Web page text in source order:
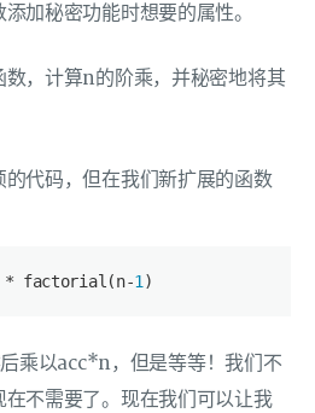
加秘密功能时想要的属性。
，计算n的阶乘，并秘密地将其
代码，但在我们新扩展的函数
factorial(n-1 )
乘以acc*n，但是等等！我们不
不需要了。现在我们可以让我